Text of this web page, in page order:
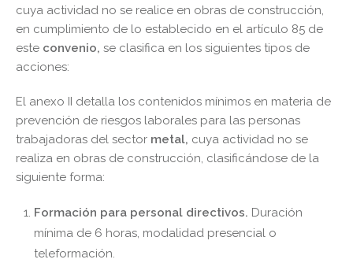
cuya actividad no se realice en obras de construcción,
en cumplimiento de lo establecido en el artículo 85 de
este convenio, se clasifica en los siguientes tipos de
acciones:
El anexo II detalla los contenidos mínimos en materia de
prevención de riesgos laborales para las personas
trabajadoras del sector metal, cuya actividad no se
realiza en obras de construcción, clasificándose de la
siguiente forma:
Formación para personal directivos. Duración
mínima de 6 horas, modalidad presencial o
teleformación.